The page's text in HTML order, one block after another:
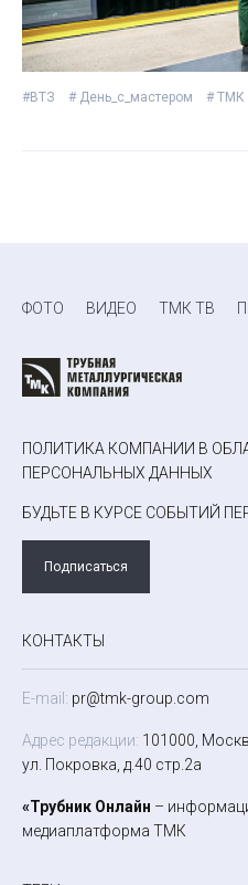
#ВТЗ # День_с_мастером # ТМК
ФОТО ВИДЕО ТМК ТВ
ПОЛИТИКА КОМПАНИИ В
ПЕРСОНАЛЬНЫХ ДАННЫХ
БУДЬТЕ В КУРСЕ СОБЫТИЙ
Подписаться
КОНТАКТЫ
E-mail: pr@tmk-group.com
Адрес редакции: 101000,
ул. Покровка, д.40 стр.2а
«Трубник Онлайн –
медиаплатформа ТМК